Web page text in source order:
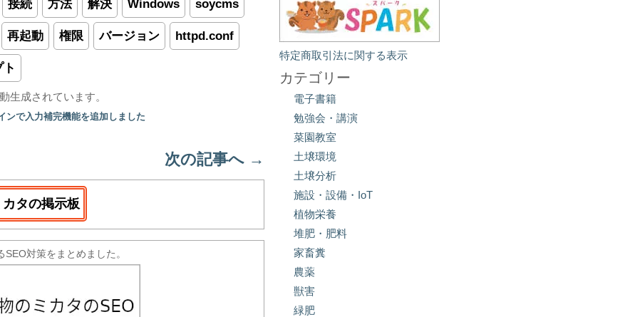
接続 方法 解決 Windows soycms
再起動 権限 バージョン httpd.conf
生成されています。
ンで入力補完機能を追加しました
次の記事へ →
タの掲示板
対策をまとめました。
特定商取引法に関する表示
カテゴリー
電子書籍
勉強会・講演
菜園教室
土壌環境
土壌分析
施設・設備・IoT
植物栄養
堆肥・肥料
家畜糞
農薬
獣害
緑肥